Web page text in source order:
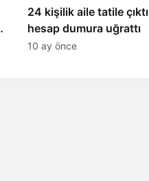
24 kişilik aile tatile
hesap dumura uğrattı
10 ay önce